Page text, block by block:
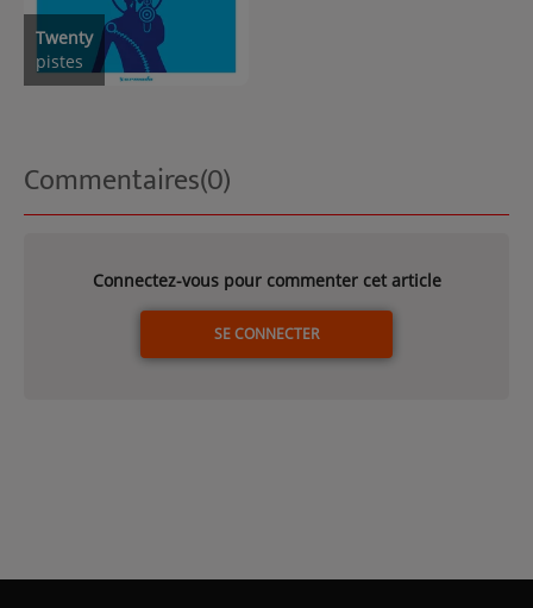
Twenty
pistes
Commentaires(0)
Connectez-vous pour commenter cet article
SE CONNECTER